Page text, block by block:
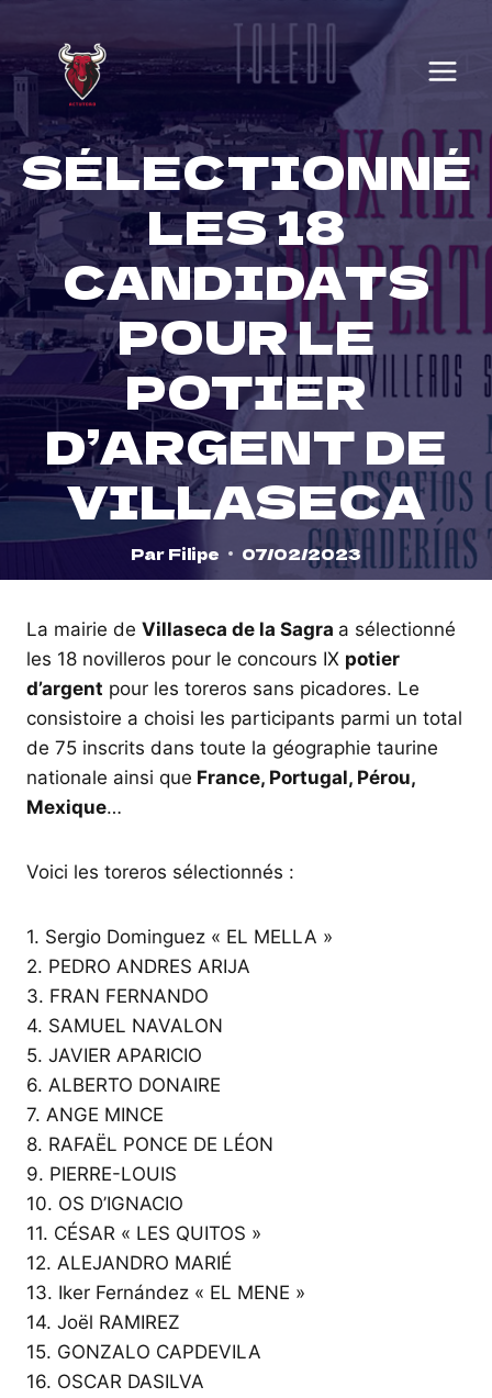
content
SÉLECTIONNÉ
LES 18
CANDIDATS
POUR LE
POTIER
D’ARGENT DE
VILLASECA
Par Filipe 07/02/2023
La mairie de Villaseca de la Sagra a sélectionné
les 18 novilleros pour le concours IX potier
d’argent pour les toreros sans picadores. Le
consistoire a choisi les participants parmi un total
de 75 inscrits dans toute la géographie taurine
nationale ainsi que France, Portugal, Pérou,
Mexique…
Voici les toreros sélectionnés :
1. Sergio Dominguez « EL MELLA »
2. PEDRO ANDRES ARIJA
3. FRAN FERNANDO
4. SAMUEL NAVALON
5. JAVIER APARICIO
6. ALBERTO DONAIRE
7. ANGE MINCE
8. RAFAËL PONCE DE LÉON
9. PIERRE-LOUIS
10. OS D’IGNACIO
11. CÉSAR « LES QUITOS »
12. ALEJANDRO MARIÉ
13. Iker Fernández « EL MENE »
14. Joël RAMIREZ
15. GONZALO CAPDEVILA
16. OSCAR DASILVA